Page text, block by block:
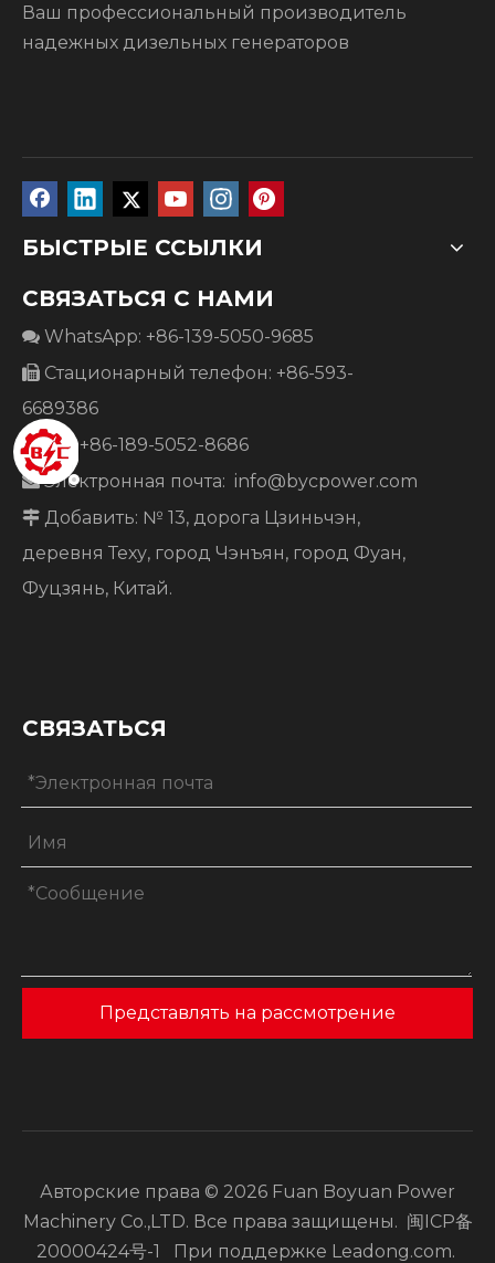
Ваш профессиональный производитель
надежных дизельных генераторов
БЫСТРЫЕ ССЫЛКИ
СВЯЗАТЬСЯ С НАМИ
 WhatsApp: +86-139-5050-9685
 Стационарный телефон: +86-593-
6689386
Тел: +86-189-5052-8686
Электронная почта: info@bycpower.com
 Добавить: № 13, дорога Цзиньчэн,
деревня Теху, город Чэнъян, город Фуан,
Фуцзянь, Китай.
СВЯЗАТЬСЯ
Представлять на рассмотрение
Авторские права © 2026 Fuan Boyuan Power
Machinery Co.,LTD. Все права защищены. 闽ICP备
20000424号-1
При поддержке Leadong.com.